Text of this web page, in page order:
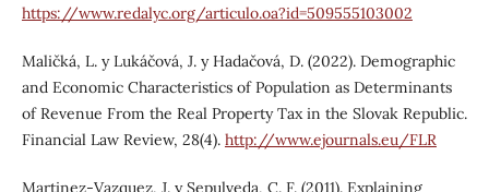
https://www.redalyc.org/articulo.oa?id=509555103002
Maličká, L. y Lukáčová, J. y Hadačová, D. (2022). Demographic
and Economic Characteristics of Population as Determinants
of Revenue From the Real Property Tax in the Slovak Republic.
Financial Law Review, 28(4). http://www.ejournals.eu/FLR
Martinez-Vazquez, J. y Sepulveda, C. F. (2011). Explaining